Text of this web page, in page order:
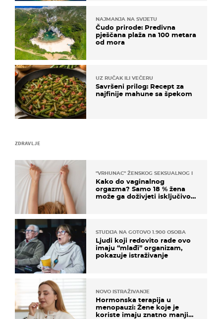
ZDRAVLJE
"VRHUNAC" ŽENSKOG SEKSUALNOG ISKUSTVA
Kako do vaginalnog
orgazma? Samo 18 % žena
može ga doživjeti isključivo
STUDIJA NA GOTOVO 1.900 OSOBA
Ljudi koji redovito rade ovo
imaju “mlađi” organizam,
pokazuje istraživanje
NOVO ISTRAŽIVANJE
Hormonska terapija u
menopauzi: Žene koje je
koriste imaju znatno manji
NAJMANJA NA SVIJETU
Čudo prirode: Predivna
pješčana plaža na 100 metara
od mora
UZ RUČAK ILI VEČERU
Savršeni prilog: Recept za
najfinije mahune sa špekom